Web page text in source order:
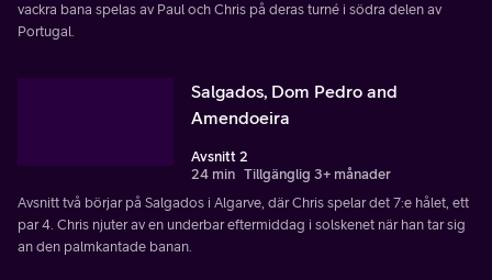
vackra bana spelas av Paul och Chris på deras turné i södra delen av
Portugal.
Salgados, Dom Pedro and
Amendoeira
Avsnitt 2
24 min Tillgänglig 3+ månader
Avsnitt två börjar på Salgados i Algarve, där Chris spelar det 7:e hålet, ett
par 4. Chris njuter av en underbar eftermiddag i solskenet när han tar sig
an den palmkantade banan.